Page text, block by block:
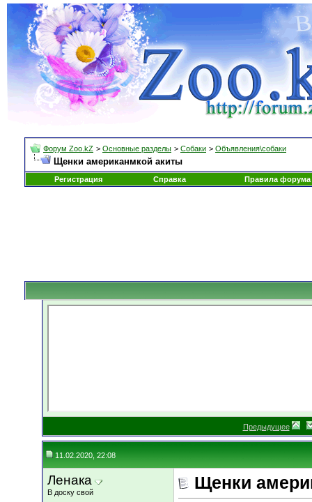
Форум Zoo.kZ > Основные разделы > Собаки > Объявления\собаки
Щенки американмкой акиты
Регистрация Справка Правила форума
Предыдущее
11.02.2020, 22:08
Ленака
В доску свой Щенки